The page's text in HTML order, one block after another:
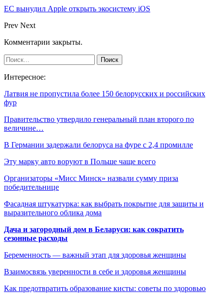
ЕС вынудил Apple открыть экосистему iOS
Prev Next
Комментарии закрыты.
Интересное:
Латвия не пропустила более 150 белорусских и российских
фур
Правительство утвердило генеральный план второго по
величине…
В Германии задержали белоруса на фуре с 2,4 промилле
Эту марку авто воруют в Польше чаще всего
Организаторы «Мисс Минск» назвали сумму приза
победительнице
Фасадная штукатурка: как выбрать покрытие для защиты и
выразительного облика дома
Дача и загородный дом в Беларуси: как сократить
сезонные расходы
Беременность — важный этап для здоровья женщины
Взаимосвязь уверенности в себе и здоровья женщины
Как предотвратить образование кисты: советы по здоровью